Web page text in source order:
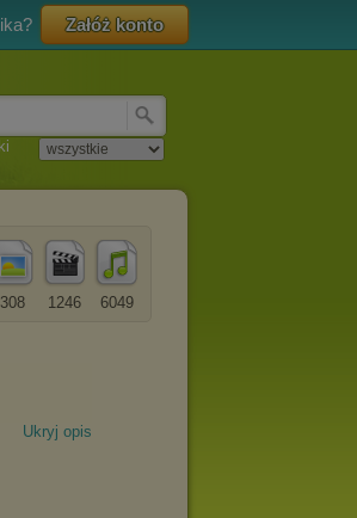
Załóż konto
6049
1246
308
Ukryj opis